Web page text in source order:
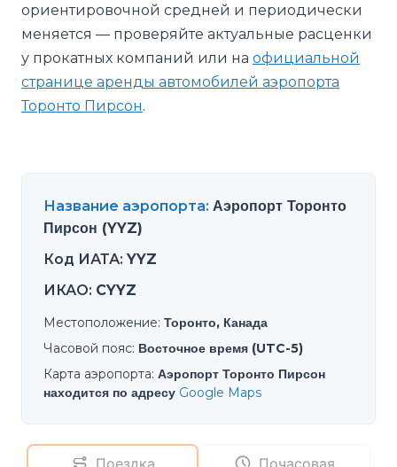
ориентировочной средней и периодически
меняется — проверяйте актуальные расценки
у прокатных компаний или на официальной
странице аренды автомобилей аэропорта
Торонто Пирсон.
Название аэропорта: Аэропорт Торонто
Пирсон (YYZ)
Код ИАТА: YYZ
ИКАО: CYYZ
Местоположение: Торонто, Канада
Часовой пояс: Восточное время (UTC-5)
Карта аэропорта: Аэропорт Торонто Пирсон
находится по адресу Google Maps